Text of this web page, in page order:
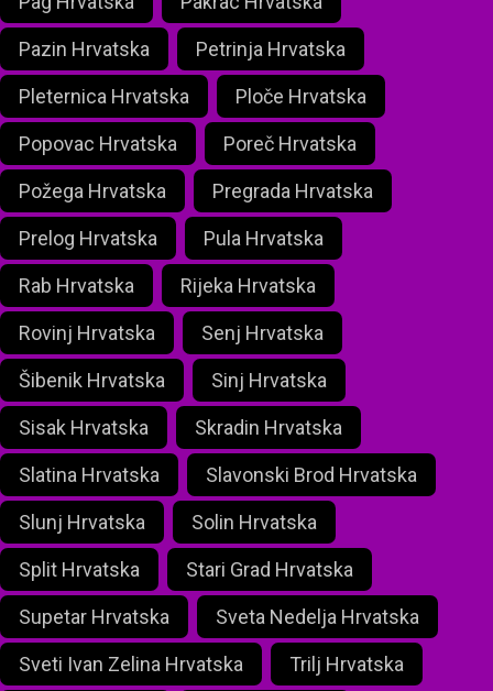
Pazin Hrvatska Petrinja Hrvatska
Pleternica Hrvatska Ploče Hrvatska
Popovac Hrvatska Poreč Hrvatska
Požega Hrvatska Pregrada Hrvatska
Prelog Hrvatska Pula Hrvatska
Rab Hrvatska Rijeka Hrvatska
Rovinj Hrvatska Senj Hrvatska
Šibenik Hrvatska Sinj Hrvatska
Sisak Hrvatska Skradin Hrvatska
Slatina Hrvatska Slavonski Brod Hrvatska
Slunj Hrvatska Solin Hrvatska
Split Hrvatska Stari Grad Hrvatska
Supetar Hrvatska Sveta Nedelja Hrvatska
Sveti Ivan Zelina Hrvatska Trilj Hrvatska